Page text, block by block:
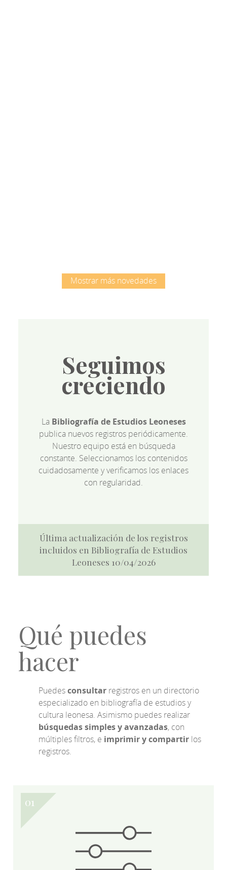
Mostrar más novedades
Seguimos
creciendo
La Bibliografía de Estudios Leoneses
publica nuevos registros periódicamente.
Nuestro equipo está en búsqueda
constante. Seleccionamos los contenidos
cuidadosamente y verificamos los enlaces
con regularidad.
Última actualización de los registros
incluidos en Bibliografía de Estudios
Leoneses 10/04/2026
Qué puedes
hacer
Puedesconsultar registros en un directorio
especializado en bibliografía de estudios y
cultura leonesa. Asimismo puedes realizar
búsquedas simples y avanzadas, con
múltiples filtros, e imprimir y compartir los
registros.